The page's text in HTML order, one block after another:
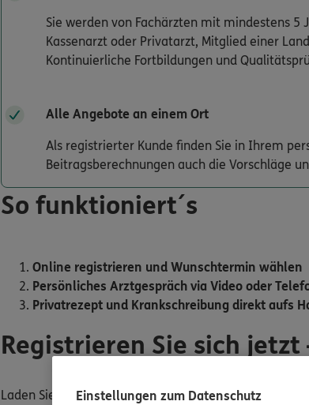
Sie werden von Fachärzten mit mindestens
Kassenarzt oder Privatarzt, Mitglied einer
Kontinuierliche Fortbildungen und
Alle Angebote an einem Ort
Als registrierter Kunde finden Sie in Ihrem
Beitragsberechnungen auch die Vorschläge
So funktioniert´s
Online registrieren und Wunschtermin wählen
Persönliches Arztgespräch via Video oder
Privatrezept und Krankschreibung direkt aufs
Registrieren Sie sich
Laden Sie sich dieTeleClinic Appauf Ihr Smartphone.
Einstellungen zum Datenschutz